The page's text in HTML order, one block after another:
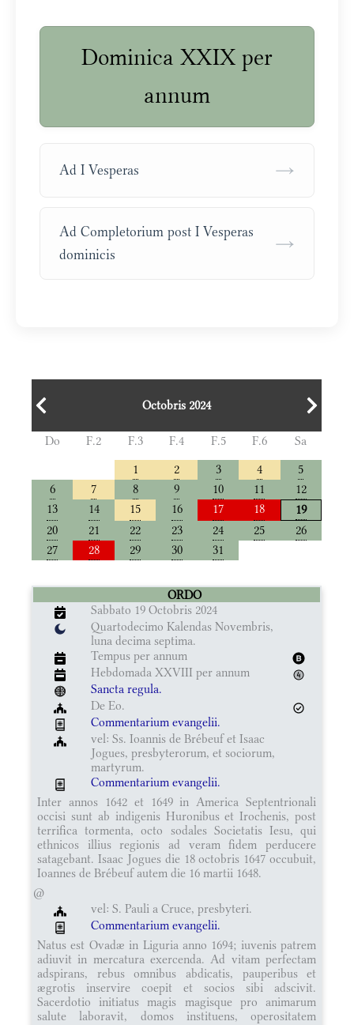
Dominica XXIX per
annum
Ad I Vesperas →
Ad Completorium post I Vesperas
dominicis
→
Octobris 2024
Do F.2 F.3 F.4 F.5 F.6
Sa
1
2 3 4
5
6
7 8 9 10 11
12
13
14 15 16 17 18
19
20
21 22 23 24 25
26
27
28 29 30 31
ORDO
Sabbato 19 Octobris 2024
Quartodecimo Kalendas Novembris,
luna decima septima.
Tempus per annum
Hebdomada XXVIII per annum
Sancta regula.
De Eo.
Commentarium evangelii.
vel: Ss. Ioannis de Brébeuf et Isaac
Jogues, presbyterorum, et sociorum,
martyrum.
Commentarium evangelii.
Inter annos 1642 et 1649 in America Septentrionali
occisi sunt ab indigenis Huronibus et Irochenis, post
terrifica tormenta, octo sodales Societatis Iesu, qui
ethnicos illius regionis ad veram fidem perducere
satagebant. Isaac Jogues die 18 octobris 1647 occubuit,
Ioannes de Brébeuf autem die 16 martii 1648.
@
vel: S. Pauli a Cruce, presbyteri.
Commentarium evangelii.
Natus est Ovadæ in Liguria anno 1694; iuvenis patrem
adiuvit in mercatura exercenda. Ad vitam perfectam
adspirans, rebus omnibus abdicatis, pauperibus et
ægrotis inservire coepit et socios sibi adscivit.
Sacerdotio initiatus magis magisque pro animarum
salute laboravit, domos instituens, operositatem